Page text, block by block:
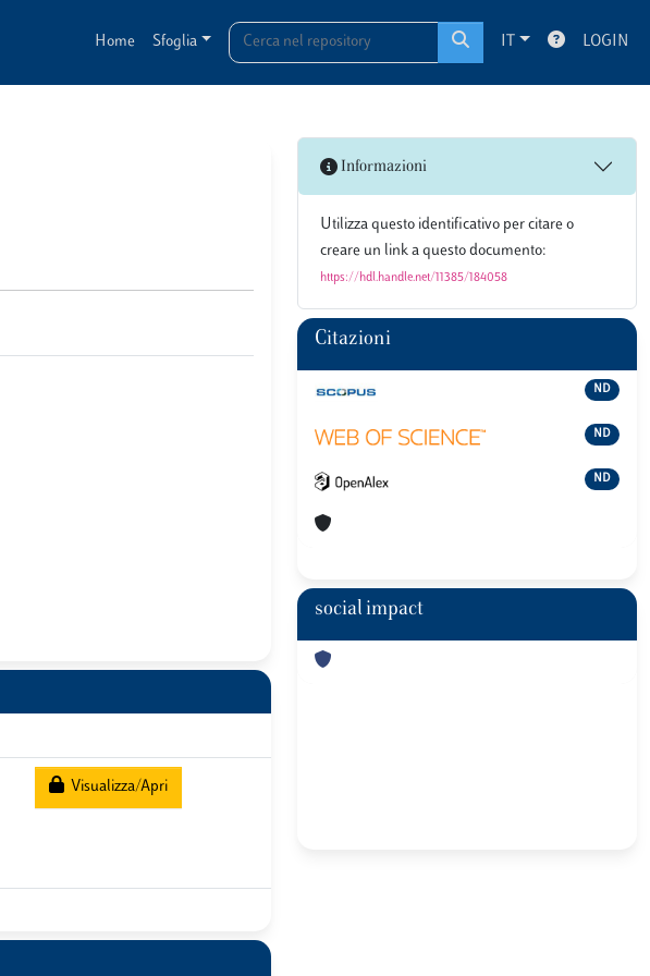
Home Sfoglia IT LOGIN
Visualizza/Apri
Informazioni
Utilizza questo identificativo per citare o
creare un link a questo documento:
https://hdl.handle.net/11385/184058
Citazioni
ND
ND
ND
social impact